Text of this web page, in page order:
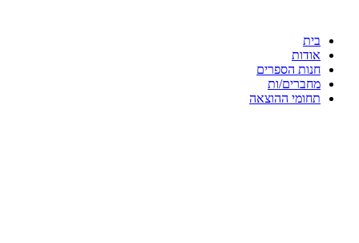
בית
אודות
חנות הספרים
מחברים/ות
תחומי ההוצאה